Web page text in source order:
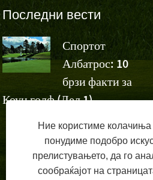
Последни вести
Спортот
Албатрос: 10
брзи факти за
Коун голф (Дел 1)
Ние користиме колачиња
понудиме подобро
прелистувањето, да го
сообраќајот на